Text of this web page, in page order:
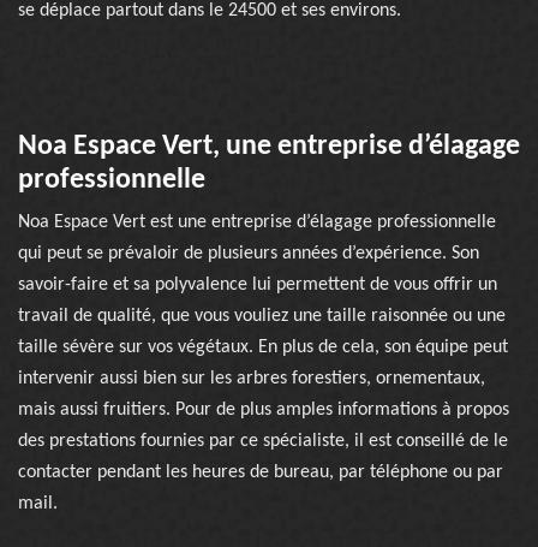
se déplace partout dans le 24500 et ses environs.
Noa Espace Vert, une entreprise d’élagage
professionnelle
Noa Espace Vert est une entreprise d’élagage professionnelle
qui peut se prévaloir de plusieurs années d’expérience. Son
savoir-faire et sa polyvalence lui permettent de vous offrir un
travail de qualité, que vous vouliez une taille raisonnée ou une
taille sévère sur vos végétaux. En plus de cela, son équipe peut
intervenir aussi bien sur les arbres forestiers, ornementaux,
mais aussi fruitiers. Pour de plus amples informations à propos
des prestations fournies par ce spécialiste, il est conseillé de le
contacter pendant les heures de bureau, par téléphone ou par
mail.